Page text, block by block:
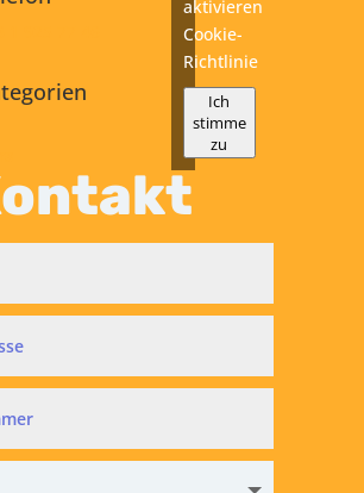
aktivieren
Cookie-
Richtlinie
Ich
stimme
zu